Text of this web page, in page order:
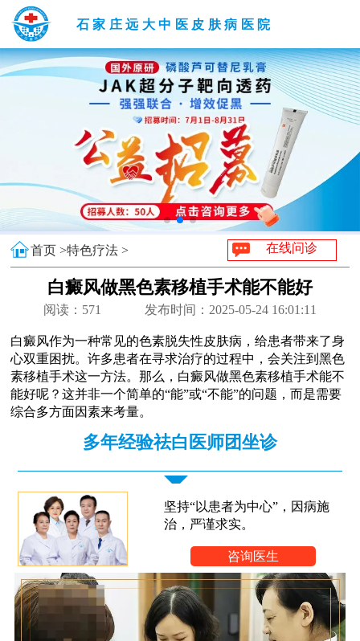
石家庄远大中医皮肤病医院
首页 >特色疗法 > 在线问诊
白癜风做黑色素移植手术能不能好
阅读： 571 发布时间：2025-05-24 16:01:11
白癜风作为一种常见的色素脱失性皮肤病，给患者带来了身
心双重困扰。许多患者在寻求治疗的过程中，会关注到黑色
素移植手术这一方法。那么，白癜风做黑色素移植手术能不
能好呢？这并非一个简单的“能”或“不能”的问题，而是需要
综合多方面因素来考量。
多年经验祛白医师团坐诊
坚持“以患者为中心”，因病施
治，严谨求实。
咨询医生